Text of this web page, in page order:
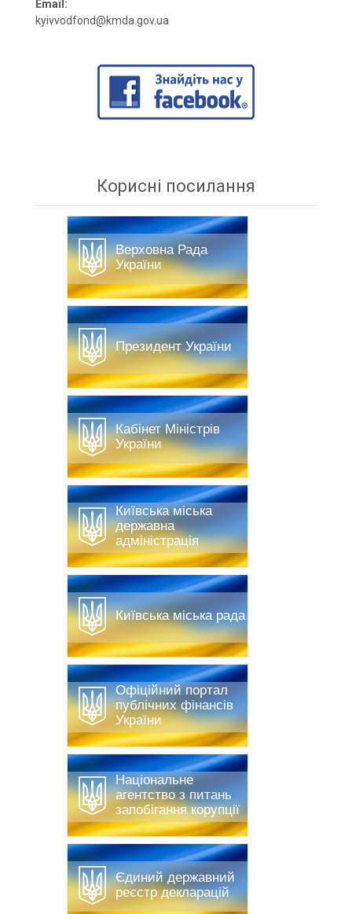
Email:
kyivvodfond@kmda.gov.ua
Корисні посилання
Верховна Рада
України
Президент України
Кабінет Міністрів
України
Київська міська
державна
адміністрація
Київська міська рада
Офіційний портал
публічних фінансів
України
Національне
агентство з питань
запобігання корупції
Єдиний державний
реєстр декларацій